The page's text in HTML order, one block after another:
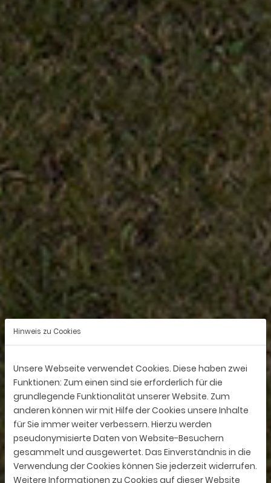
Hinweis zu Cookies
Unsere Webseite verwendet Cookies. Diese haben zwei
Funktionen: Zum einen sind sie erforderlich für die
grundlegende Funktionalität unserer Website. Zum
anderen können wir mit Hilfe der Cookies unsere Inhalte
für Sie immer weiter verbessern. Hierzu werden
pseudonymisierte Daten von Website-Besuchern
gesammelt und ausgewertet. Das Einverständnis in die
Verwendung der Cookies können Sie jederzeit widerrufen.
Weitere Informationen zu Cookies auf dieser Website